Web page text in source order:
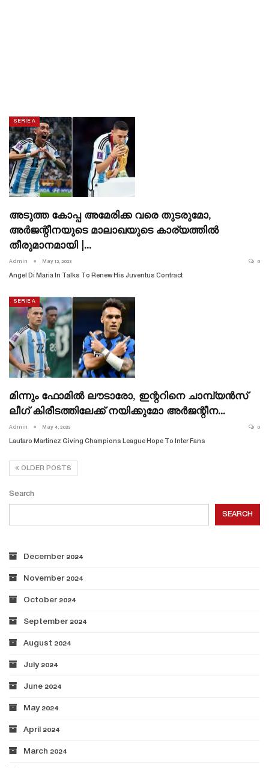
SERIE A
അടുത്ത കോപ്പ അമേരിക്ക വരെ തുടരുമോ,
അർജന്റീനയുടെ മാലാഖയുടെ കാര്യത്തിൽ
തീരുമാനമായി |…
Admin May 12, 2023 0
Angel Di Maria In Talks To Renew His Juventus Contract
SERIE A
മിന്നും ഫോമിൽ ലൗടാരോ, ഇന്ററിനെ ചാമ്പ്യൻസ്
ലീഗ് കിരീടത്തിലേക്ക് നയിക്കുമോ അർജന്റീന…
Admin May 4, 2023 0
Lautaro Martinez Giving Champions League Hope To Inter Fans
OLDER POSTS
Search
SEARCH
December 2024
November 2024
October 2024
September 2024
August 2024
July 2024
June 2024
May 2024
April 2024
March 2024